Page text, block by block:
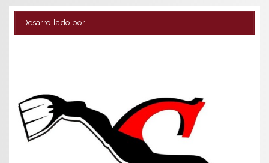
Desarrollado por: